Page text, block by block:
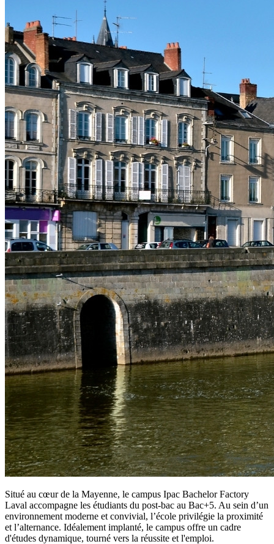
Situé au cœur de la Mayenne, le campus Ipac Bachelor Factory
Laval accompagne les étudiants du post-bac au Bac+5. Au sein d’un
environnement moderne et convivial, l’école privilégie la proximité
et l’alternance. Idéalement implanté, le campus offre un cadre
d'études dynamique, tourné vers la réussite et l'emploi.